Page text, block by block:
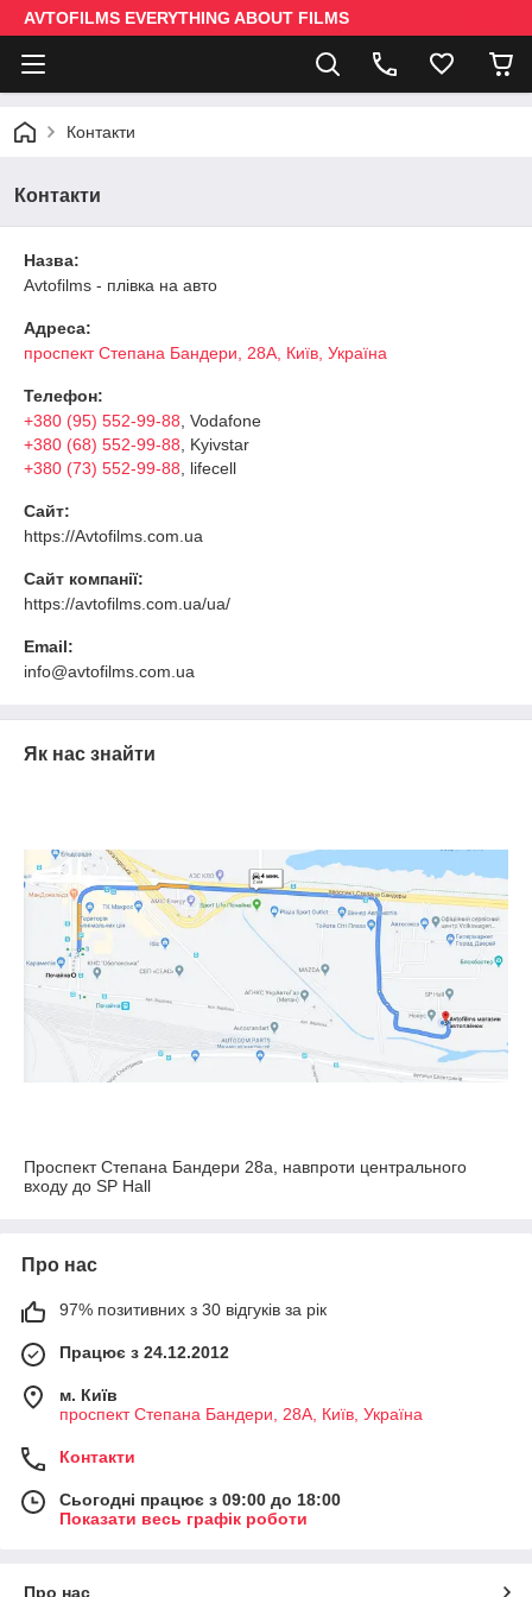
AVTOFILMS EVERYTHING ABOUT FILMS
Контакти
Контакти
Назва:
Avtofilms - плівка на авто
Адреса:
проспект Степана Бандери, 28А, Київ, Україна
Телефон:
+380 (95) 552-99-88 , Vodafone
+380 (68) 552-99-88 , Kyivstar
+380 (73) 552-99-88 , lifecell
Сайт:
https://Avtofilms.com.ua
Сайт компанії:
https://avtofilms.com.ua/ua/
Email:
info@avtofilms.com.ua
Як нас знайти
Проспект Степана Бандери 28а, навпроти центрального
входу до SP Hall
Про нас
97% позитивних з 30 відгуків за рік
Працює з 24.12.2012
м. Київ
проспект Степана Бандери, 28А, Київ, Україна
Контакти
Сьогодні працює з 09:00 до 18:00
Показати весь графік роботи
Про нас